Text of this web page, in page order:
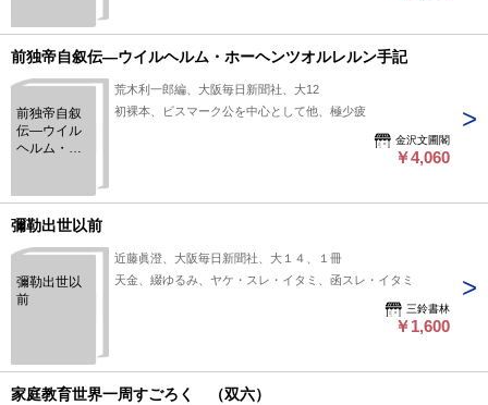
前独帝自叙伝―ウイルヘルム・ホーヘンツオルレルン手記
前独帝自叙
伝―ウイル
ヘルム・ホ
記
荒木利一郎編、大阪毎日新聞社、大12
初裸本、ビスマーク公を中心として他、極少疲
金沢文圃閣
￥4,060
彌勒出世以前
彌勒出世以
前
近藤眞澄、大阪毎日新聞社、大１４、１冊
天金、綴ゆるみ、ヤケ・スレ・イタミ、函スレ・イタミ
三鈴書林
￥1,600
家庭教育世界一周すごろく （双六）